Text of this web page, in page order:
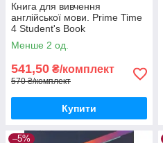
Книга для вивчення
англійської мови. Prime Time
4 Student's Book
Менше 2 од.
541,50 ₴/комплект
570 ₴/комплект
Купити
–5%